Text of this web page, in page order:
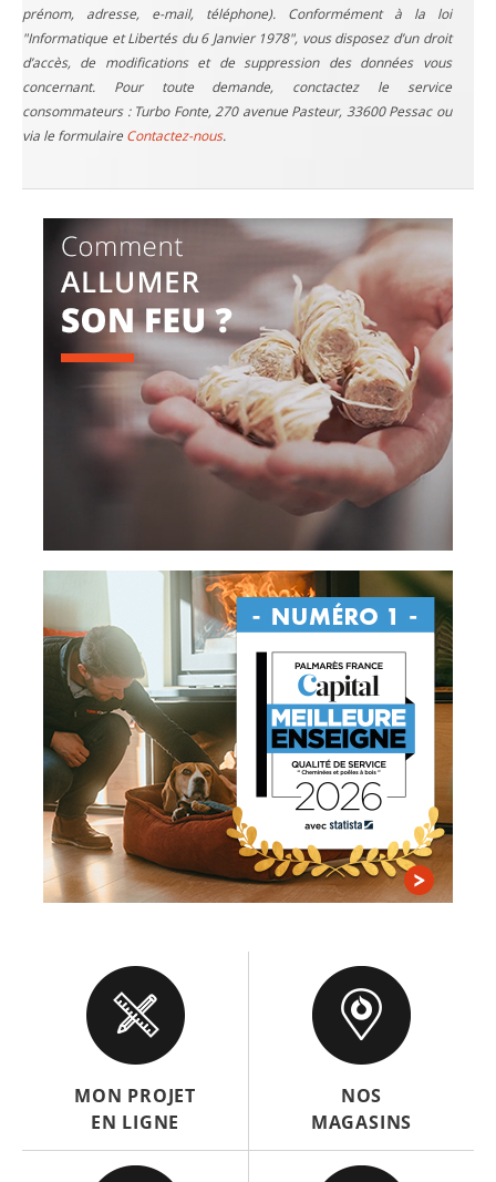
prénom, adresse, e-mail, téléphone). Conformément à la loi
"Informatique et Libertés du 6 Janvier 1978", vous disposez d’un droit
d’accès, de modifications et de suppression des données vous
concernant. Pour toute demande, conctactez le service
consommateurs : Turbo Fonte, 270 avenue Pasteur, 33600 Pessac ou
via le formulaire Contactez-nous.
MON PROJET
EN LIGNE
NOS
MAGASINS